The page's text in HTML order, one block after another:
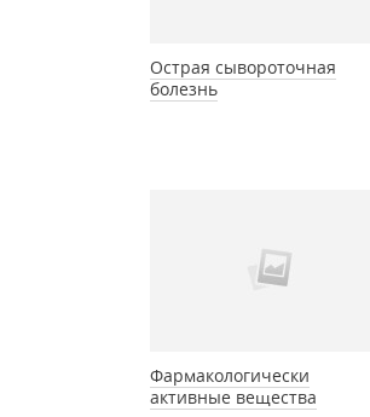
Острая сывороточная
болезнь
Фармакологически
активные вещества